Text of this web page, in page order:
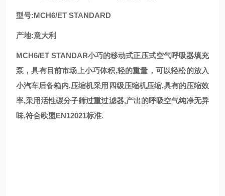
型号:MCH6/ET STANDARD
产地:意大利
MCH6/ET STANDAR小巧的移动式正压式空气呼吸器填充
泵，具有目前市场上小巧体积,轻的重量，可以轻松的放入
小汽车后备箱内.压缩机采用四级压缩机压缩,具有的压缩效
率,采用活性碳分子筛过重过滤器,产出的呼吸空气纯净无异
味,符合欧盟EN12021标准.